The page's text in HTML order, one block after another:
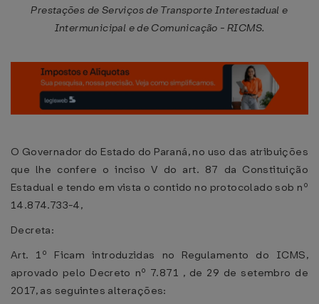
Prestações de Serviços de Transporte Interestadual e
Intermunicipal e de Comunicação - RICMS.
O Governador do Estado do Paraná, no uso das atribuições
que lhe confere o inciso V do art. 87 da Constituição
Estadual e tendo em vista o contido no protocolado sob nº
14.874.733-4,
Decreta:
Art. 1º Ficam introduzidas no Regulamento do ICMS,
aprovado pelo Decreto nº 7.871 , de 29 de setembro de
2017, as seguintes alterações: